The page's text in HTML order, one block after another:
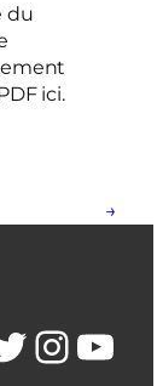
du
ici.
→